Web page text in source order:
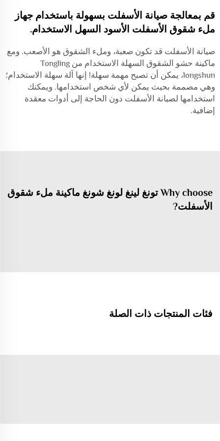
قم بمعالجة صيانة الأسفلت بسهولة باستخدام جهاز
ملء شقوق الأسفلت الأسود السهل الاستخدام.
صيانة الأسفلت قد تكون صعبة، وملء الشقوق هو الأصعب. ومع
ماكينة حشو الشقوق السهلة الاستخدام من Tongling
longshun، يمكن أن تصبح مهمة سهلة! إنها آلة سهلة الاستخدام؛
وهي مصممة بحيث يمكن لأي شخص استخدامها. ويمكنك
استخدامها لصيانة الأسفلت دون الحاجة إلى أدوات معقدة
إضافية.
Why choose تونغ لينغ لونغ شونغ ماكينة ملء شقوق
الأسفلت?
فئات المنتجات ذات الصلة